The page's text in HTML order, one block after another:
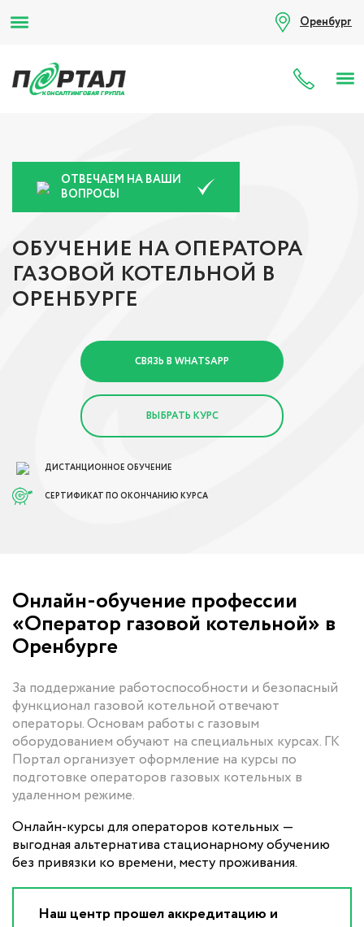
Оренбург
8
ОТВЕЧАЕМ НА ВАШИ
ВОПРОСЫ
ОБУЧЕНИЕ НА ОПЕРАТОРА
ГАЗОВОЙ КОТЕЛЬНОЙ В
ОРЕНБУРГЕ
СВЯЗЬ В WHATSAPP
ВЫБРАТЬ КУРС
ДИСТАНЦИОННОЕ ОБУЧЕНИЕ
СЕРТИФИКАТ ПО ОКОНЧАНИЮ КУРСА
Онлайн-обучение профессии
«Оператор газовой котельной» в
Оренбурге
За поддержание работоспособности и безопасный
функционал газовой котельной отвечают
операторы. Основам работы с газовым
оборудованием обучают на специальных курсах. ГК
Портал организует оформление на курсы по
подготовке операторов газовых котельных в
удаленном режиме.
Онлайн-курсы для операторов котельных —
выгодная альтернатива стационарному обучению
без привязки ко времени, месту проживания.
Наш центр прошел аккредитацию и